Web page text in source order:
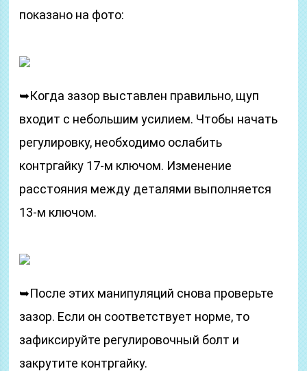
показано на фото:
➥Когда зазор выставлен правильно, щуп
входит с небольшим усилием. Чтобы начать
регулировку, необходимо ослабить
контргайку 17-м ключом. Изменение
расстояния между деталями выполняется
13-м ключом.
➥После этих манипуляций снова проверьте
зазор. Если он соответствует норме, то
зафиксируйте регулировочный болт и
закрутите контргайку.